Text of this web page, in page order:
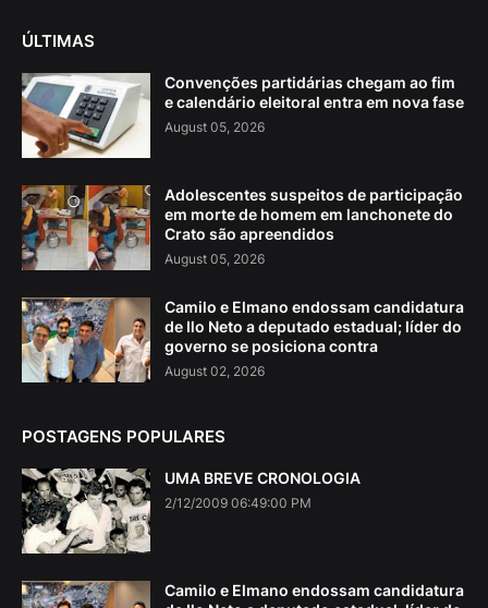
ÚLTIMAS
Convenções partidárias chegam ao fim
e calendário eleitoral entra em nova fase
August 05, 2026
Adolescentes suspeitos de participação
em morte de homem em lanchonete do
Crato são apreendidos
August 05, 2026
Camilo e Elmano endossam candidatura
de Ilo Neto a deputado estadual; líder do
governo se posiciona contra
August 02, 2026
POSTAGENS POPULARES
UMA BREVE CRONOLOGIA
2/12/2009 06:49:00 PM
Camilo e Elmano endossam candidatura